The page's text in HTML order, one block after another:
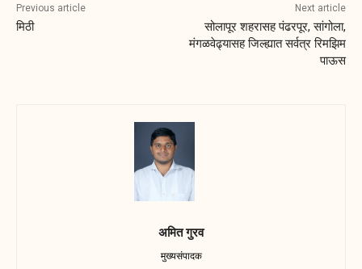
Previous article
मिठी
Next article
सोलापूर शहरासह पंढरपूर, सांगोला,
मंगळवेढ्यासह जिल्ह्यात सर्वत्र रिमझिम
पाऊस
अमित गुरव
मुख्यसंपादक